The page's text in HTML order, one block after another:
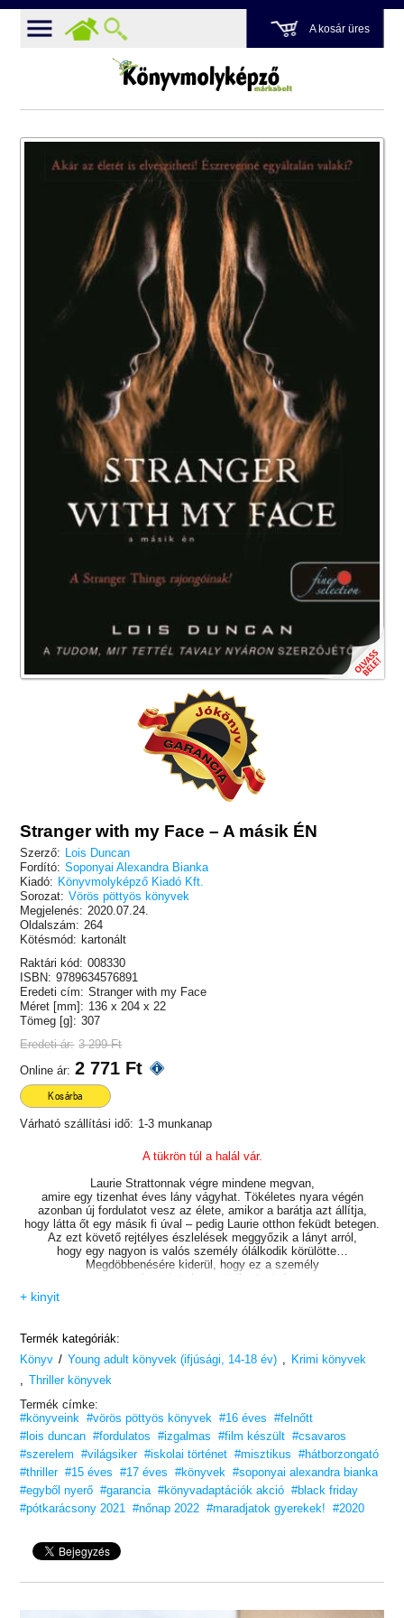
A kosár üres
Stranger with my Face – A másik ÉN
Szerző:
Lois Duncan
Fordító: Soponyai Alexandra Bianka
Kiadó: Könyvmolyképző Kiadó Kft.
Sorozat: Vörös pöttyös könyvek
Megjelenés: 2020.07.24.
Oldalszám: 264
Kötésmód: kartonált
Raktári kód: 008330
ISBN: 9789634576891
Eredeti cím: Stranger with my Face
Méret [mm]: 136 x 204 x 22
Tömeg [g]: 307
Eredeti ár: 3 299 Ft
Online ár: 2 771 Ft
Kosárba
Várható szállítási idő: 1-3 munkanap
A tükrön túl a halál vár.
Laurie Strattonnak végre mindene megvan,
amire egy tizenhat éves lány vágyhat. Tökéletes nyara végén
azonban új fordulatot vesz az élete, amikor a barátja azt állítja,
hogy látta őt egy másik fi úval – pedig Laurie otthon feküdt betegen.
Az ezt követő rejtélyes észlelések meggyőzik a lányt arról,
hogy egy nagyon is valós személy ólálkodik körülötte…
Megdöbbenésére kiderül, hogy ez a személy
nem más, mint elveszett ikertestvére,
Akar valamit Laurie-tól… Méghozzá az életét!
ATudom, mit tettél tavaly nyáronszerzőjének
„Tudja, mit tettél tavaly nyáron. És azt is, hogyan találja meg
a rejtett gonoszságot a szereplői szívében, és ennek révén
torokszorító
feszültséggel tölti meg a könyveit. Képes valaki ijesztőbb könyvet
írni Lois
Duncannél? Szerintem nem.” – R. L. Stine, bestsellerszerző
+ kinyit
Termék kategóriák:
Könyv / Young adult könyvek (ifjúsági, 14-18 év)
Krimi könyvek
Thriller könyvek
Termék címke:
#könyveink #vörös pöttyös könyvek #16 éves
#felnőtt
#lois duncan #fordulatos #izgalmas #film készült #csavaros
#szerelem
#világsiker #iskolai történet #misztikus
#hátborzongató
#thriller #15 éves #17 éves #könyvek #soponyai alexandra bianka
#egyből nyerő #garancia #könyvadaptációk akció #black friday
#pótkarácsony 2021 #nőnap 2022 #maradjatok gyerekek! #2020